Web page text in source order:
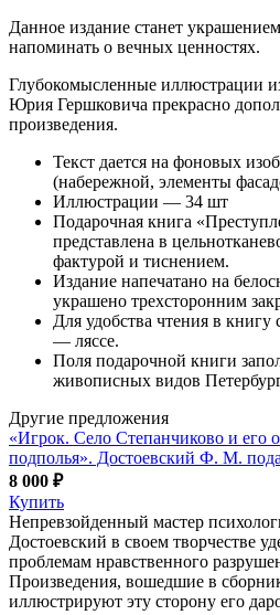
Данное издание станет
напоминать о вечных ценностях.
Глубокомысленные иллюстрации
Юрия Гершковича прекрасно
произведения.
Текст дается на фоновых
(набережной, элементы
Иллюстрации — 34 шт
Подарочная книга
представлена в
фактурой и тиснением.
Издание напечатано на
украшено трехсторонним
Для удобства чтения в книгу
— ляссе.
Поля подарочной книги
живописных видов
Другие предложения
«Игрок. Село Степанчиково и его
подполья». Достоевский Ф. М.
8 000 ₽
Купить
Непревзойденный мастер
Достоевский в своем творчестве
проблемам нравственного
Произведения, вошедшие в
иллюстрируют эту сторону его